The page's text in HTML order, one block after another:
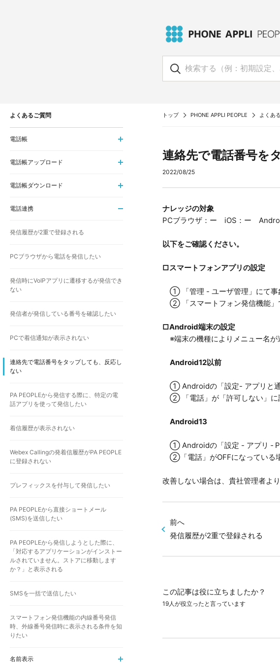
トップ PHONE APPLI PEOPLE よくあ
連絡先で電話番号を
2022/08/25
ナレッジの対象
PCブラウザ：ー iOS：ー
以下をご確認ください。
□スマートフォンアプリの設定
① 「管理 - ユーザ管理」にて事
② 「スマートフォン発信機能」
□Android端末の設定
※端末の機種によりメニュー名が
Android12以前
① Androidの「設定- アプリと通
② 「電話」が「許可しない」に
Android13
① Androidの「設定 - アプリ ‐
②「電話」がOFFになっている
改善しない場合は、貴社管理者よ
前へ
発信履歴が2重で登録される
この記事は役に立ちましたか？
19人が役立ったと言っています
よくあるご質問
電話帳
電話帳アップロード
電話帳ダウンロード
電話連携
発信履歴が2重で登録される
PCブラウザから電話を発信したい
発信時にVoIPアプリに遷移するが発信でき
ない
発信者が発信している番号を確認したい
PCで着信通知が表示されない
連絡先で電話番号をタップしても、反応し
ない
PA PEOPLEから発信する際に、特定の電
話アプリを使って発信したい
着信履歴が表示されない
Webex Callingの発着信履歴がPA PEOPLE
に登録されない
プレフィックスを付与して発信したい
PA PEOPLEから直接ショートメール
(SMS)を送信したい
PA PEOPLEから発信しようとした際に、
「対応するアプリケーションがインストー
ルされていません。ストアに移動します
か？」と表示される
SMSを一括で送信したい
スマートフォン発信機能の内線番号発信
時、外線番号発信時に表示される条件を知
りたい
名前表示